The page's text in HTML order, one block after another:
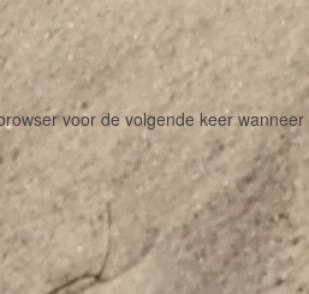
voor de volgende keer